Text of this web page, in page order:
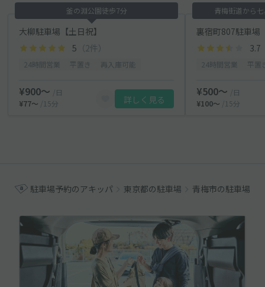
釜の淵公園徒歩7分
大柳駐車場【土日祝】
5 （2件）
¥900〜
/日
¥77〜
/15分 詳しく見る
青梅街道から
裏宿町807駐車場
3.7
¥500〜
/日
¥100〜
/15分
駐車場予約のアキッパ 東京都の駐車場 青梅市の駐車場